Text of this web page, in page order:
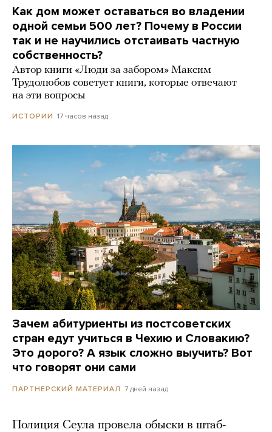
Как дом может оставаться во владении
одной семьи 500 лет? Почему в России
так и не научились отстаивать частную
собственность?
Автор книги «Люди за забором» Максим
Трудолюбов советует книги, которые отвечают
на эти вопросы
ИСТОРИИ 17 часов назад
Зачем абитуриенты из постсоветских
стран едут учиться в Чехию и Словакию?
Это дорого? А язык сложно выучить? Вот
что говорят они сами
ПАРТНЕРСКИЙ МАТЕРИАЛ 7 дней назад
Полиция Сеула провела обыски в штаб-